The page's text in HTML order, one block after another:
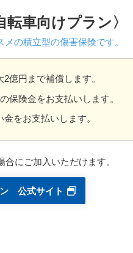
車向けプラン〉
の積立型の傷害保険です。
億円まで補償します。
保険金をお支払いします。
をお支払いします。
にご加入いただけます。
ン 公式サイト